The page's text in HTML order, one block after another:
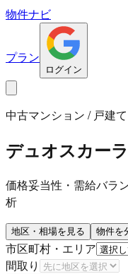
物件ナビ
プラン
ログイン
中古マンション / 戸建て
デュオスカー
価格妥当性・需給バラ
析
地区・相場を見る 物件を
市区町村・エリア
間取り